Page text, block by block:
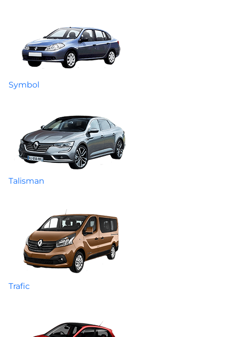
Symbol
Talisman
Trafic